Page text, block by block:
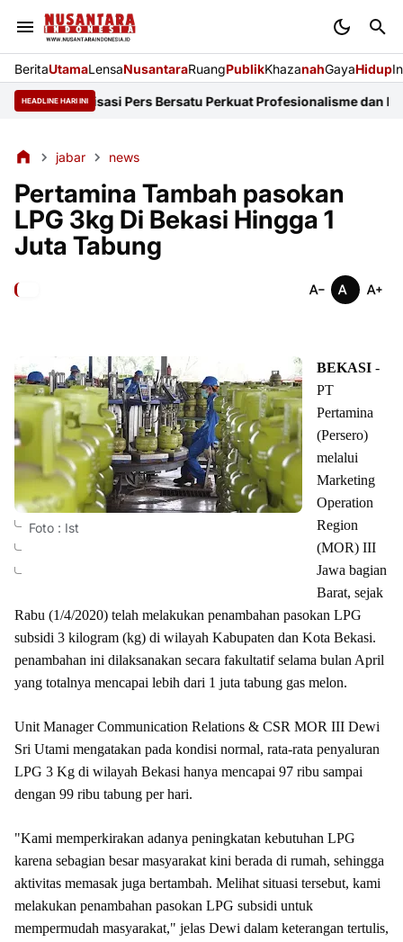
BeritaUtamaLensaNusantaraRuangPublikKhazanahGayaHidup
HEADLINE HARI INI
Organisasi Pers Bersatu Perkuat Profesionalisme dan KEJ
jabar news
Pertamina Tambah pasokan
LPG 3kg Di Bekasi Hingga 1
Juta Tabung
Foto : Ist
BEKASI -
PT
Pertamina
(Persero)
melalui
Marketing
Operation
Region
(MOR) III
Jawa bagian
Barat, sejak
Rabu (1/4/2020) telah melakukan penambahan pasokan LPG
subsidi 3 kilogram (kg) di wilayah Kabupaten dan Kota Bekasi.
penambahan ini dilaksanakan secara fakultatif selama bulan April
yang totalnya mencapai lebih dari 1 juta tabung gas melon.
Unit Manager Communication Relations & CSR MOR III Dewi
Sri Utami mengatakan pada kondisi normal, rata-rata penyaluran
LPG 3 Kg di wilayah Bekasi hanya mencapai 97 ribu sampai
dengan 99 ribu tabung per hari.
"Kami memperkirakan adanya peningkatan kebutuhan LPG
karena sebagian besar masyarakat kini berada di rumah, sehingga
aktivitas memasak juga bertambah. Melihat situasi tersebut, kami
melakukan penambahan pasokan LPG subsidi untuk
mempermudah masyarakat," jelas Dewi dalam keterangan tertulis,